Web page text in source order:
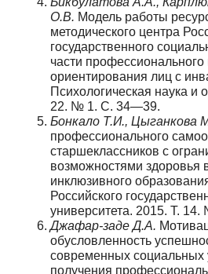
О.В. Модель работы
методического центра
государственного
части профессионального
ориентирования лиц с
Психологическая наука и
22. № 1. С. 34—39.
Бонкало Т.И., Цыганкова
профессионального
старшеклассников с
возможностями здоровья
инклюзивного
Российского
университета. 2015. Т.
Джафар-заде Д.А.
обусловленность
современных социальных
получения